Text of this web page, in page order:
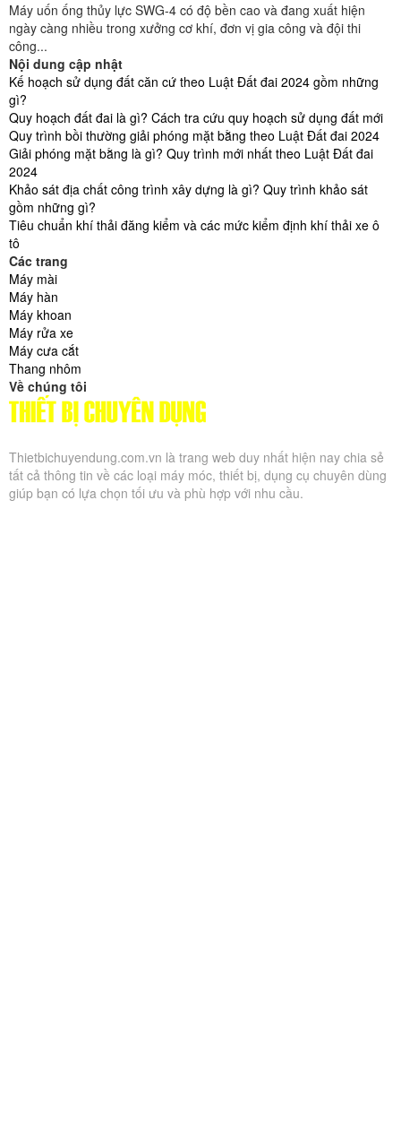
Máy uốn ống thủy lực SWG-4 có độ bền cao và đang xuất hiện
ngày càng nhiều trong xưởng cơ khí, đơn vị gia công và đội thi
công...
Nội dung cập nhật
Kế hoạch sử dụng đất căn cứ theo Luật Đất đai 2024 gồm những
gì?
Quy hoạch đất đai là gì? Cách tra cứu quy hoạch sử dụng đất mới
Quy trình bồi thường giải phóng mặt bằng theo Luật Đất đai 2024
Giải phóng mặt bằng là gì? Quy trình mới nhất theo Luật Đất đai
2024
Khảo sát địa chất công trình xây dựng là gì? Quy trình khảo sát
gồm những gì?
Tiêu chuẩn khí thải đăng kiểm và các mức kiểm định khí thải xe ô
tô
Các trang
Máy mài
Máy hàn
Máy khoan
Máy rửa xe
Máy cưa cắt
Thang nhôm
Về chúng tôi
Thietbichuyendung.com.vn là trang web duy nhất hiện nay chia sẻ
tất cả thông tin về các loại máy móc, thiết bị, dụng cụ chuyên dùng
giúp bạn có lựa chọn tối ưu và phù hợp với nhu cầu.